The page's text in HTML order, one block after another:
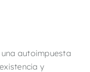
autoimpuesta
y